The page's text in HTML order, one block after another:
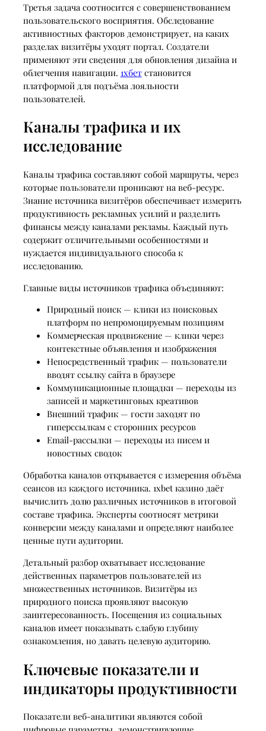
Третья задача соотносится с совершенствованием
пользовательского восприятия. Обследование
активностных факторов демонстрирует, на каких
разделах визитёры уходят портал. Создатели
применяют эти сведения для обновления дизайна и
облегчения навигации. 1хбетстановится
платформой для подъёма лояльности
пользователей.
Каналы трафика и их
исследование
Каналы трафика составляют собой маршруты, через
которые пользователи проникают на веб-ресурс.
Знание источника визитёров обеспечивает измерить
продуктивность рекламных усилий и разделить
финансы между каналами рекламы. Каждый путь
содержит отличительными особенностями и
нуждается индивидуального способа к
исследованию.
Главные виды источников трафика объединяют:
Природный поиск — клики из поисковых
платформ по непромоцируемым позициям
Коммерческая продвижение — клики через
контекстные объявления и изображения
Непосредственный трафик — пользователи
вводят ссылку сайта в браузере
Коммуникационные площадки — переходы из
записей и маркетинговых креативов
Внешний трафик — гости заходят по
гиперссылкам с сторонних ресурсов
Email-рассылки — переходы из писем и
новостных сводок
Обработка каналов открывается с измерения объёма
сеансов из каждого источника. 1xbet казино даёт
вычислить долю различных источников в итоговой
составе трафика. Эксперты соотносят метрики
конверсии между каналами и определяют наиболее
ценные пути аудитории.
Детальный разбор охватывает исследование
действенных параметров пользователей из
множественных источников. Визитёры из
природного поиска проявляют высокую
заинтересованность. Посещения из социальных
каналов имеет показывать слабую глубину
ознакомления, но давать целевую аудиторию.
Ключевые показатели и
индикаторы продуктивности
Показатели веб-аналитики являются собой